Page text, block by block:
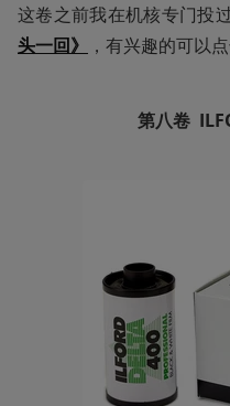
这卷之前我在机核专门投
头一回》
，有兴趣的可以
第八卷